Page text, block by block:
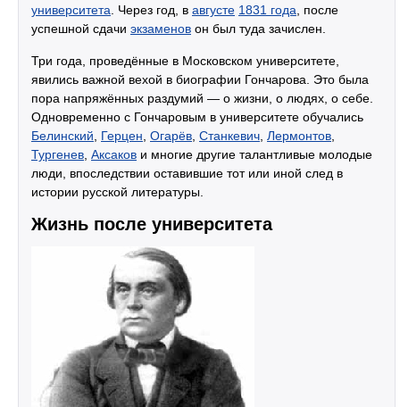
университета . Через год, в августе 1831 года , после
успешной сдачи экзаменов он был туда зачислен.
Три года, проведённые в Московском университете,
явились важной вехой в биографии Гончарова. Это была
пора напряжённых раздумий — о жизни, о людях, о себе.
Одновременно с Гончаровым в университете обучались
Белинский
Герцен Огарёв Станкевич Лермонтов
Тургенев Аксаков и многие другие талантливые молодые
люди, впоследствии оставившие тот или иной след в
истории русской литературы.
Жизнь после университета